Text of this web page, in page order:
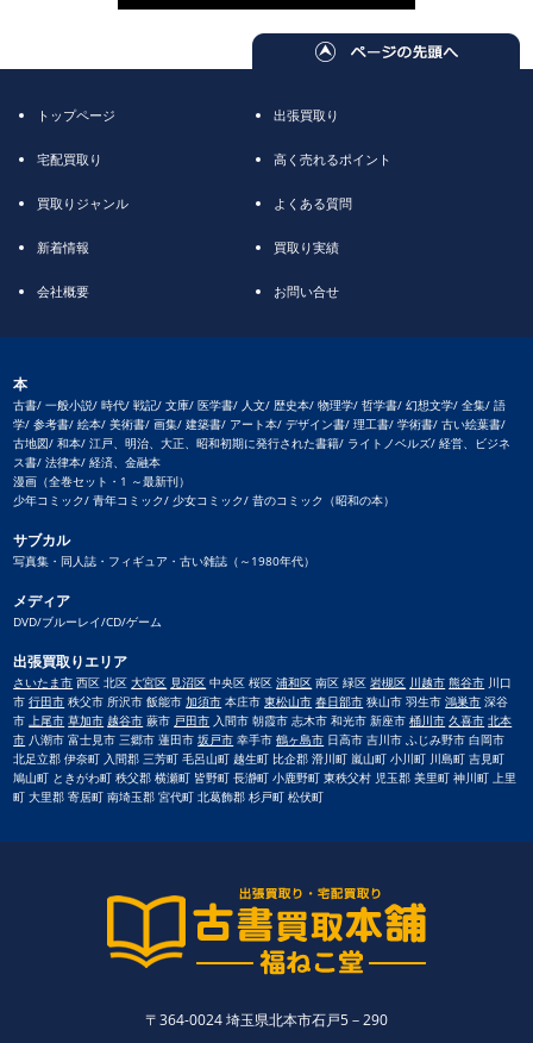
トップページ 出張買取り
宅配買取り 高く売れるポイント
買取りジャンル よくある質問
新着情報 買取り実績
会社概要 お問い合せ
本
古書/ 一般小説/ 時代/ 戦記/ 文庫/ 医学書/ 人文/ 歴史本/ 物理学/ 哲学書/ 幻想文学/ 全集/ 語
学/ 参考書/ 絵本/ 美術書/ 画集/ 建築書/ アート本/ デザイン書/ 理工書/ 学術書/ 古い絵葉書/
古地図/ 和本/ 江戸、明治、大正、昭和初期に発行された書籍/ ライトノベルズ/ 経営、ビジネ
ス書/ 法律本/ 経済、金融本
漫画（全巻セット・1 ～最新刊）
少年コミック/ 青年コミック/ 少女コミック/ 昔のコミック（昭和の本）
サブカル
写真集・同人誌・フィギュア・古い雑誌（～1980年代）
メディア
DVD/ブルーレイ/CD/ゲーム
出張買取りエリア
さいたま市 西区 北区大宮区 見沼区 中央区 桜区浦和区 南区 緑区岩槻区 川越市 熊谷市 川口
市行田市 秩父市 所沢市 飯能市加須市 本庄市東松山市 春日部市 狭山市 羽生市鴻巣市 深谷
市上尾市 草加市 越谷市 蕨市 戸田市 入間市 朝霞市 志木市 和光市 新座市桶川市 久喜市 北本
市 八潮市 富士見市 三郷市 蓮田市坂戸市 幸手市鶴ヶ島市 日高市 吉川市 ふじみ野市 白岡市
北足立郡 伊奈町 入間郡 三芳町 毛呂山町 越生町 比企郡 滑川町 嵐山町 小川町 川島町 吉見町
鳩山町 ときがわ町 秩父郡 横瀬町 皆野町 長瀞町 小鹿野町 東秩父村 児玉郡 美里町 神川町 上里
町 大里郡 寄居町 南埼玉郡 宮代町 北葛飾郡 杉戸町 松伏町
〒364-0024 埼玉県北本市石戸5－290